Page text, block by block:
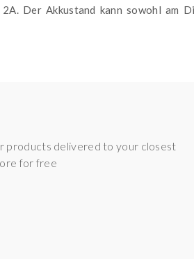
Der Akkustand kann sowohl am
products delivered to your closest
for free